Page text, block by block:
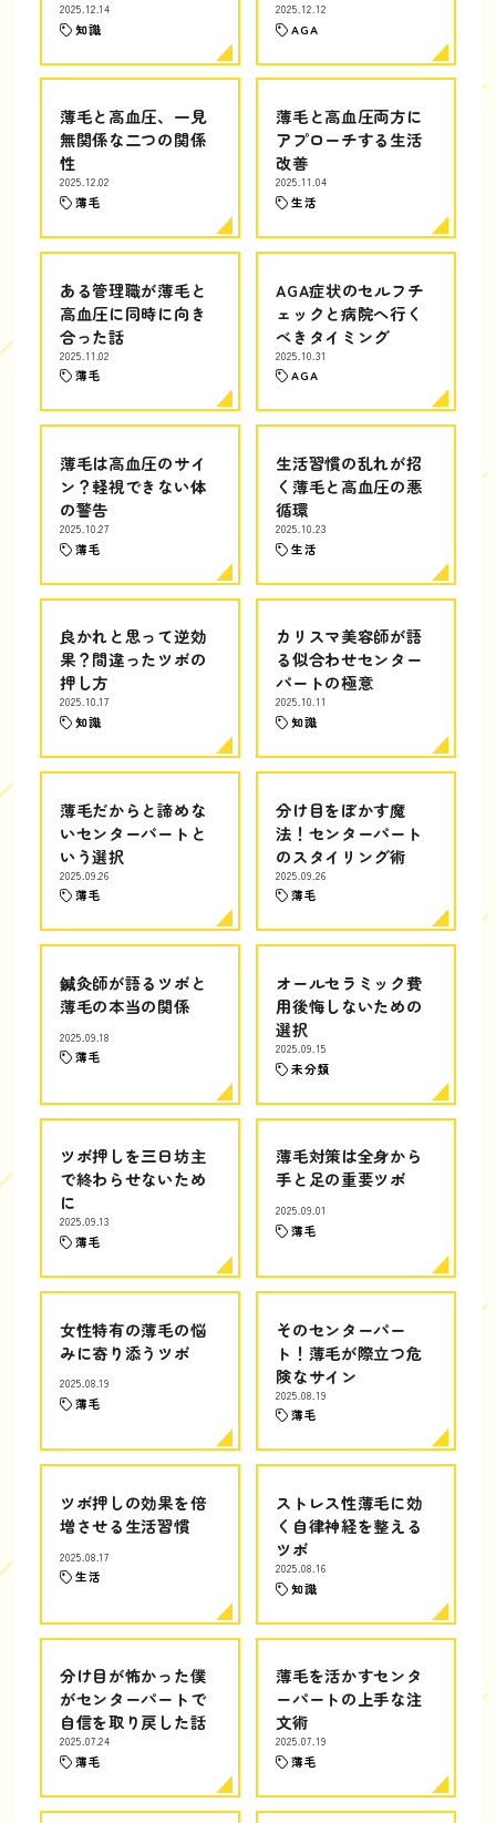
2025.12.14
知識
2025.12.12
AGA
薄毛と高血圧、一見
無関係な二つの関係
性
2025.12.02
薄毛
薄毛と高血圧両方に
アプローチする生活
改善
2025.11.04
生活
ある管理職が薄毛と
高血圧に同時に向き
合った話
2025.11.02
薄毛
AGA症状のセルフチ
ェックと病院へ行く
べきタイミング
2025.10.31
AGA
薄毛は高血圧のサイ
ン？軽視できない体
の警告
2025.10.27
薄毛
生活習慣の乱れが招
く薄毛と高血圧の悪
循環
2025.10.23
生活
良かれと思って逆効
果？間違ったツボの
押し方
2025.10.17
知識
カリスマ美容師が語
る似合わせセンター
パートの極意
2025.10.11
知識
薄毛だからと諦めな
いセンターパートと
いう選択
2025.09.26
薄毛
分け目をぼかす魔
法！センターパート
のスタイリング術
2025.09.26
薄毛
鍼灸師が語るツボと
薄毛の本当の関係
2025.09.18
薄毛
オールセラミック費
用後悔しないための
選択
2025.09.15
未分類
ツボ押しを三日坊主
で終わらせないため
に
2025.09.13
薄毛
薄毛対策は全身から
手と足の重要ツボ
2025.09.01
薄毛
女性特有の薄毛の悩
みに寄り添うツボ
2025.08.19
薄毛
そのセンターパー
ト！薄毛が際立つ危
険なサイン
2025.08.19
薄毛
ツボ押しの効果を倍
増させる生活習慣
2025.08.17
生活
ストレス性薄毛に効
く自律神経を整える
ツボ
2025.08.16
知識
分け目が怖かった僕
がセンターパートで
自信を取り戻した話
2025.07.24
薄毛
薄毛を活かすセンタ
ーパートの上手な注
文術
2025.07.19
薄毛